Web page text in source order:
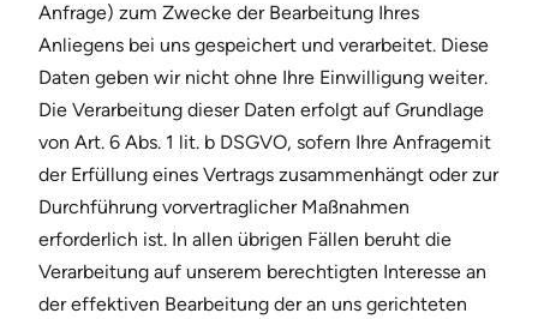
Anfrage) zum Zwecke der Bearbeitung Ihres
Anliegens bei uns gespeichert und verarbeitet. Diese
Daten geben wir nicht ohne Ihre Einwilligung weiter.
Die Verarbeitung dieser Daten erfolgt auf Grundlage
von Art. 6 Abs. 1 lit. b DSGVO, sofern Ihre Anfragemit
der Erfüllung eines Vertrags zusammenhängt oder zur
Durchführung vorvertraglicher Maßnahmen
erforderlich ist. In allen übrigen Fällen beruht die
Verarbeitung auf unserem berechtigten Interesse an
der effektiven Bearbeitung der an uns gerichteten